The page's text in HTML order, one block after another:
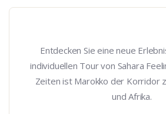
Entdecken Sie eine neue
individuellen Tour von Sahara
Zeiten ist Marokko der Korridor
und Afrika.